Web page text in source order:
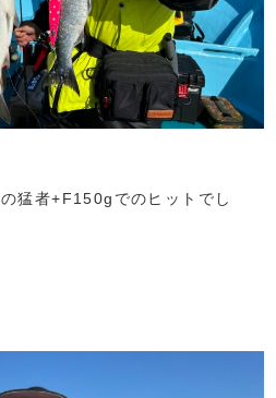
猛者+F150gでのヒットでし